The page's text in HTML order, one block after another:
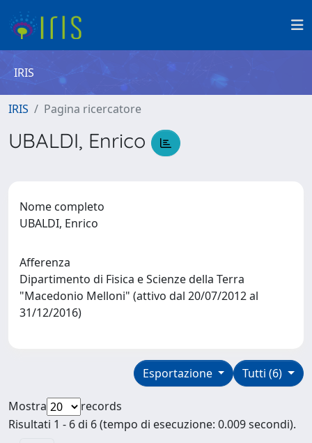
IRIS
IRIS Pagina ricercatore
UBALDI, Enrico
Nome completo
UBALDI, Enrico
Afferenza
Dipartimento di Fisica e Scienze della Terra
"Macedonio Melloni" (attivo dal 20/07/2012 al
31/12/2016)
Tutti (6)
Esportazione
Mostra
records
Risultati 1 - 6 di 6 (tempo di esecuzione: 0.009 secondi).